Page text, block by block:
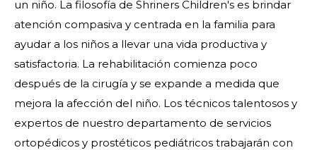
un niño. La filosofía de Shriners Children's es brindar
atención compasiva y centrada en la familia para
ayudar a los niños a llevar una vida productiva y
satisfactoria. La rehabilitación comienza poco
después de la cirugía y se expande a medida que
mejora la afección del niño. Los técnicos talentosos y
expertos de nuestro departamento de servicios
ortopédicos y prostéticos pediátricos trabajarán con